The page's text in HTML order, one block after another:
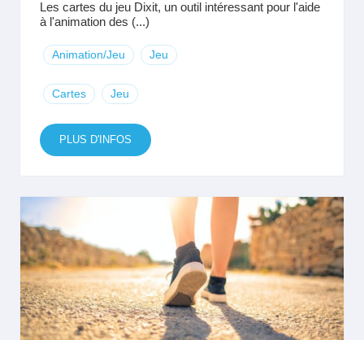
Les cartes du jeu Dixit, un outil intéressant pour l'aide
à l'animation des (...)
Animation/Jeu Jeu
Cartes Jeu
PLUS D'INFOS